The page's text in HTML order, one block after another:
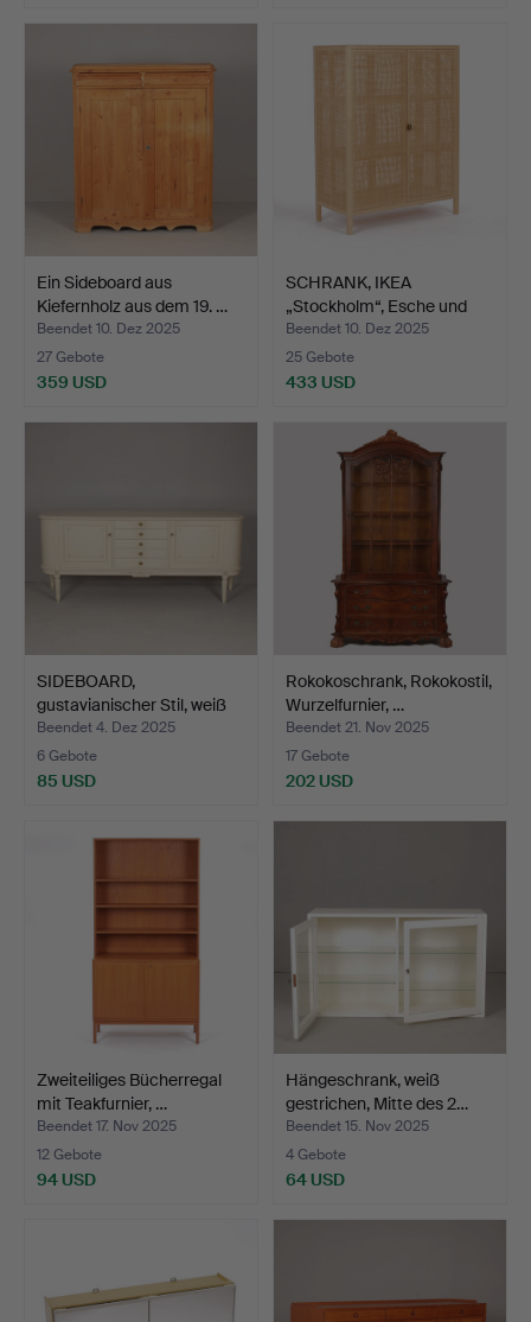
Ein Sideboard aus
Kiefernholz aus dem 19. …
Beendet 10. Dez 2025
27 Gebote
359 USD
SCHRANK, IKEA
„Stockholm“, Esche und
Ratta…
Beendet 10. Dez 2025
25 Gebote
433 USD
SIDEBOARD,
gustavianischer Stil, weiß
lack…
Beendet 4. Dez 2025
6 Gebote
85 USD
Rokokoschrank, Rokokostil,
Wurzelfurnier, …
Beendet 21. Nov 2025
17 Gebote
202 USD
Zweiteiliges Bücherregal
mit Teakfurnier, …
Beendet 17. Nov 2025
12 Gebote
94 USD
Hängeschrank, weiß
gestrichen, Mitte des 2…
Beendet 15. Nov 2025
4 Gebote
64 USD